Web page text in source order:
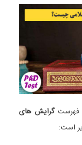
فهرستگرایش های
است: